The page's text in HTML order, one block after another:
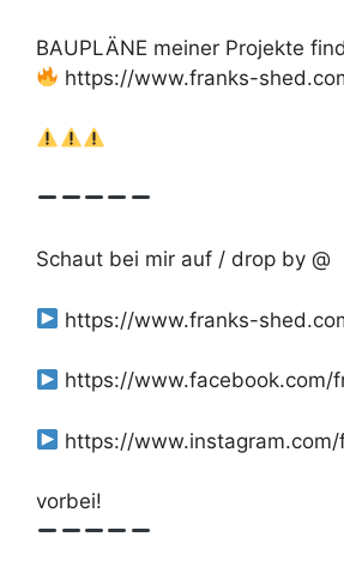
BAUPLÄNE meiner Projekte
https://www.franks-
Schaut bei mir auf / drop by @
https://www.franks-
https://www.facebook.com/
https://www.instagram.com/
vorbei!